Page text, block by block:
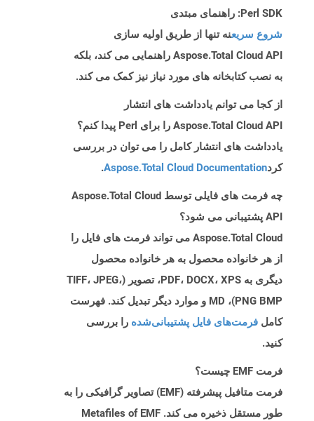
Perl SDK: راهنمای مبتدی
شروع سریعنه تنها از طریق اولیه سازی
Aspose.Total Cloud API راهنمایی می کند، بلکه
به نصب کتابخانه های مورد نیاز نیز کمک می کند.
از کجا می توانم یادداشت های انتشار
Aspose.Total Cloud API را برای Perl پیدا کنم؟
یادداشت های انتشار کامل را می توان در بررسی
کردAspose.Total Cloud Documentation
.
چه فرمت های فایلی توسط Aspose.Total Cloud
API پشتیبانی می شود؟
Aspose.Total Cloud می تواند فرمت های فایل را
از هر خانواده محصول به هر خانواده محصول
دیگری به PDF، DOCX، XPS، تصویر (TIFF، JPEG،
PNG BMP)، MD و موارد دیگر تبدیل کند. فهرست
کامل فرمت‌های فایل پشتیبانی‌شده را بررسی
کنید.
فرمت EMF چیست؟
فرمت متافیل پیشرفته (EMF) تصاویر گرافیکی را به
طور مستقل ذخیره می کند. Metafiles of EMF